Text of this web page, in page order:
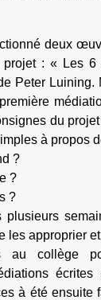
deux
projet : « Les 6
Peter Luining.
du
à propos
?
?
?
les approprier
au collège
à été ensuite